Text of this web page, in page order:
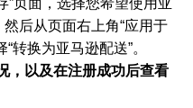
”页面，选择您希望使用亚
后从页面右上角“应用于
转换为亚马逊配送”。
，以及在注册成功后查看